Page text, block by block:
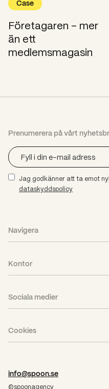
Case
Företagaren – mer
än ett
medlemsmagasin
Prenumerera på vårt
Jag godkänner att ta emot
dataskyddspolicy
Navigera
Case
Aktuellt
Karriär
Om oss
Kontor
Göteborg
Piteå
PPP
Sociala medier
Facebook
Cookies
info@spoon.se
©spoonagency